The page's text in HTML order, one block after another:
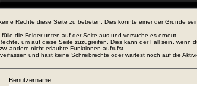
Rechte diese Seite zu betreten. Dies könnte einer der Gründe
die Felder unten auf der Seite aus und versuche es erneut.
um auf diese Seite zuzugreifen. Dies kann der Fall sein, wenn
andere nicht erlaubte Funktionen aufrufst.
und hast keine Schreibrechte oder wartest noch auf die
Benutzername: